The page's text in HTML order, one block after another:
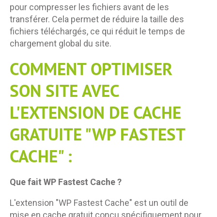
pour compresser les fichiers avant de les
transférer. Cela permet de réduire la taille des
fichiers téléchargés, ce qui réduit le temps de
chargement global du site.
COMMENT OPTIMISER
SON SITE AVEC
L'EXTENSION DE CACHE
GRATUITE "WP FASTEST
CACHE" :
Que fait WP Fastest Cache ?
L'extension "WP Fastest Cache" est un outil de
mise en cache gratuit conçu spécifiquement pour